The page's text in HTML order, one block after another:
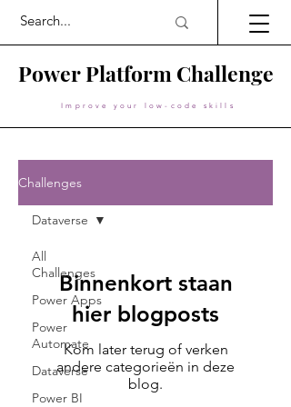
Power Platform Challenge
Improve your low-code skills
Challenges
All
Challenges
Power Apps
Power
Automate
Dataverse
Power BI
Dataverse
Binnenkort staan
hier blogposts
Kom later terug of verken
andere categorieën in deze
blog.